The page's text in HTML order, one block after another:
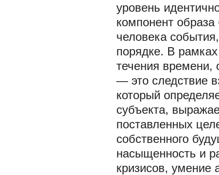
уровень
компонент
человека
порядке. В
течения времени,
— это следствие
который
субъекта,
поставленных
собственного
насыщенность и
кризисов, умение